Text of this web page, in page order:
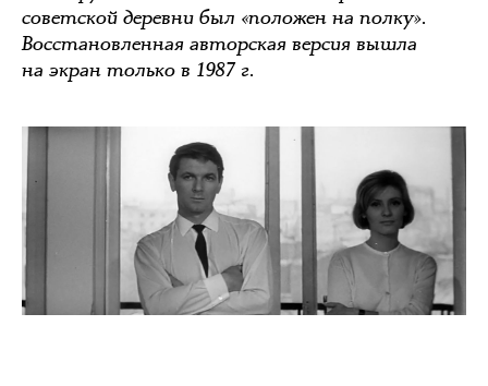
советской деревни был «положен на полку».
Восстановленная авторская версия вышла
на экран только в 1987 г.